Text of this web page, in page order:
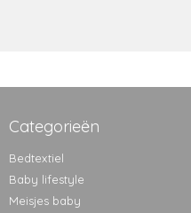
Categorieën
Bedtextiel
Baby lifestyle
Meisjes baby